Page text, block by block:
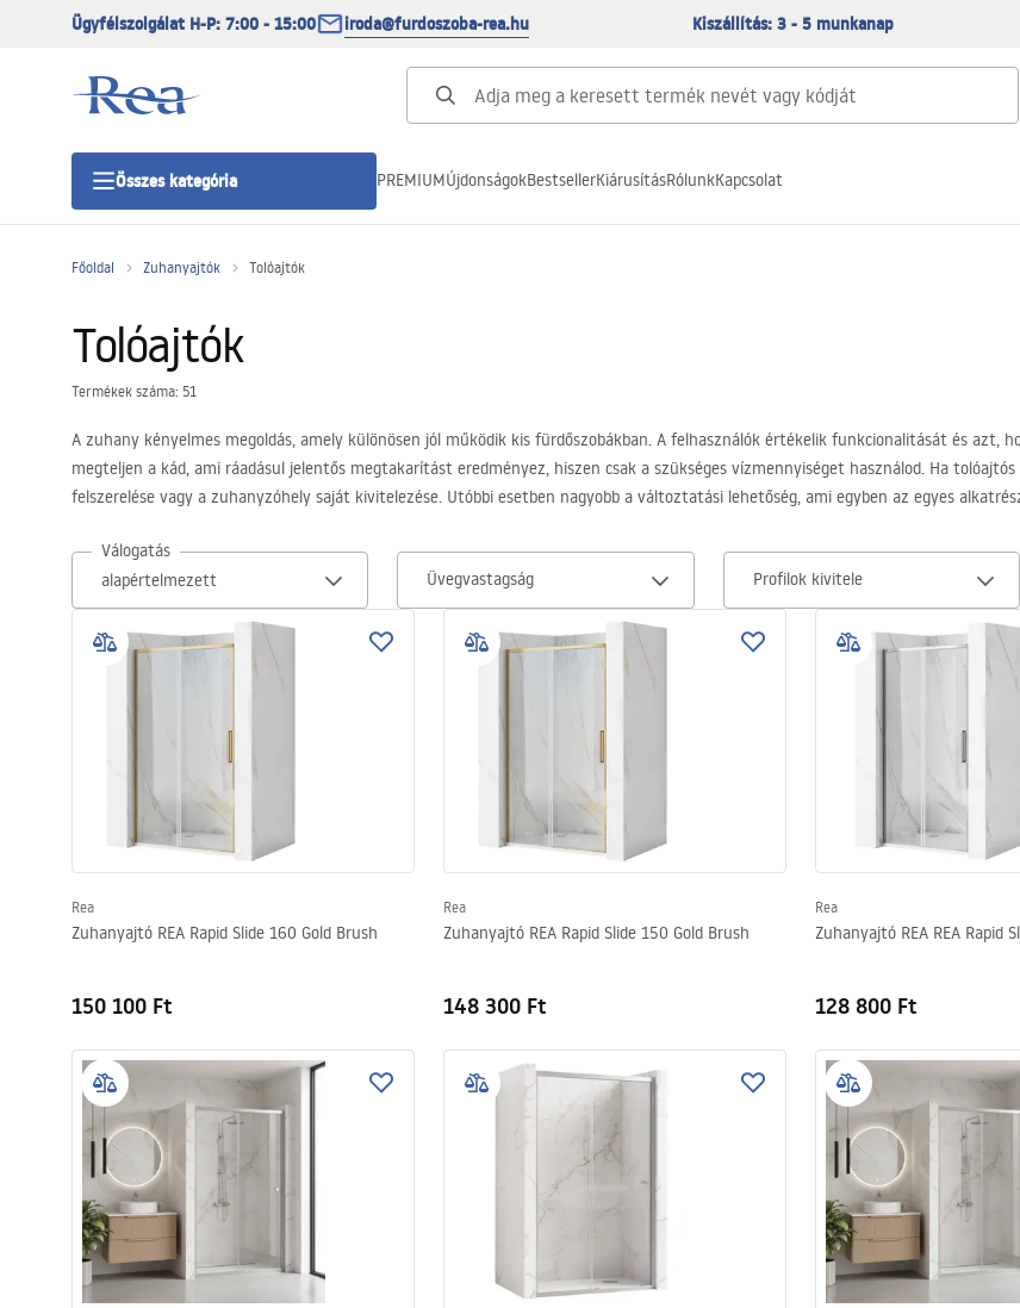
Ügyfélszolgálat H-P: 7:00 - 15:00 iroda@furdoszoba-rea.hu Kiszállítás: 3 - 5 munkanap
Összes kategória
Zuhanyajtó
Zuhanylefolyók
WC-csésze készlet bidével
Mosdókagylók
Fürdőszoba csaptelepek
Zuhanyszettek
bútorok
PREMIUMÚjdonságokBestsellerKiárusításRólunkKapcsolat
Főoldal Zuhanyajtók Tolóajtók
Tolóajtók
Termékek száma: 51
A zuhany kényelmes megoldás, amely különösen jól működik kis fürdőszobákban. A felhasználók értékelik funkcionalitását és azt,
megteljen a kád, ami ráadásul jelentős megtakarítást eredményez, hiszen csak a szükséges vízmennyiséget használod. Ha
felszerelése vagy a zuhanyzóhely saját kivitelezése. Utóbbi esetben nagyobb a változtatási lehetőség, ami egyben az egyes
Válogatás
Üvegvastagság
Profilok kivitele
Rea
Zuhanyajtó REA Rapid Slide 160 Gold Brush
150 100 Ft
Rea
Zuhanyajtó REA Rapid Slide 150 Gold Brush
148 300 Ft
Rea
Zuhanyajtó REA REA Rapid
128 800 Ft